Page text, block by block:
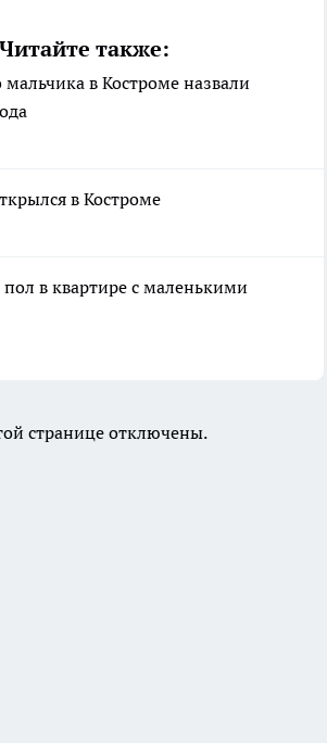
Читайте также:
в Костроме назвали
в Костроме
в квартире с маленькими
странице отключены.